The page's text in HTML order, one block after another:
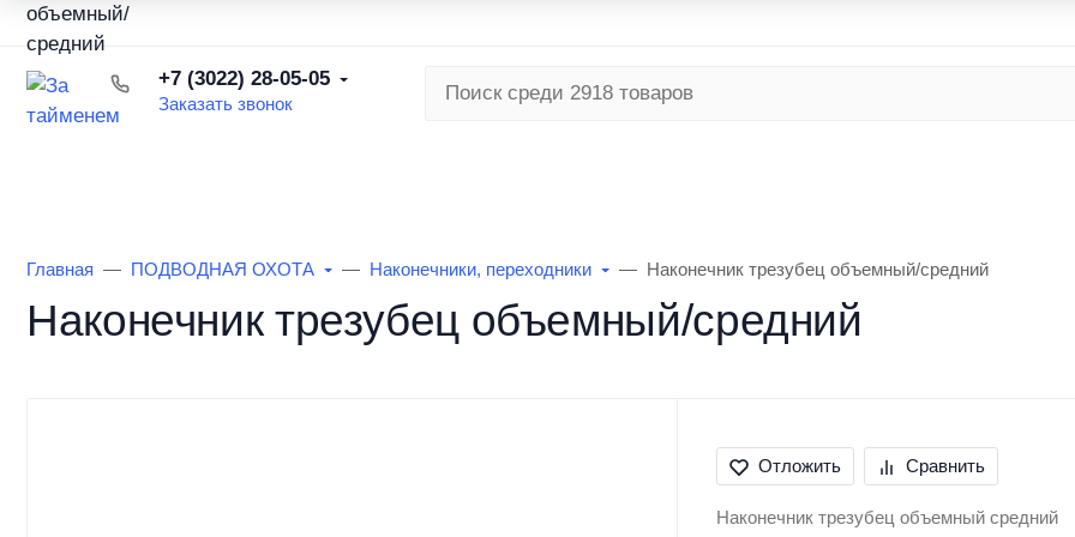
О торговой сети
+7 (3022) 28-05-05
Заказать звонок
Главная ПОДВОДНАЯ ОХОТА Наконечники, переходники Наконечник трезубец объемный/средний
Наконечник трезубец объемный/средний
Отложить Сравнить
Наконечник трезубец объемный средний